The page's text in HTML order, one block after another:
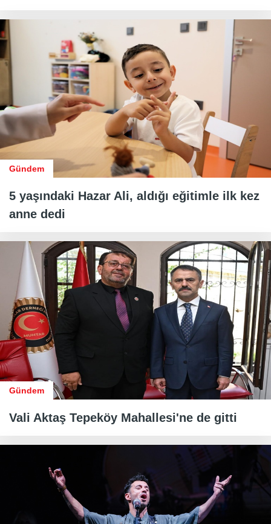
Gündem
5 yaşındaki Hazar Ali, aldığı eğitimle ilk kez
anne dedi
Gündem
Vali Aktaş Tepeköy Mahallesi'ne de gitti